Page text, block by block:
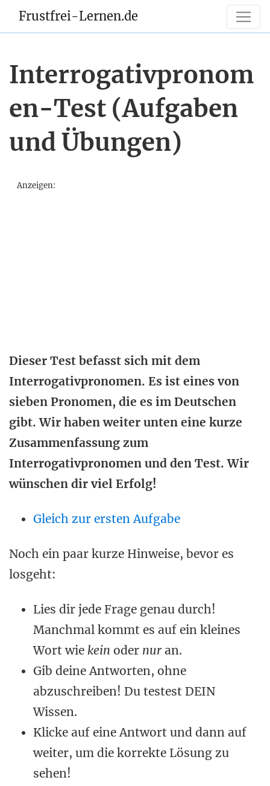
Frustfrei-Lernen.de
Interrogativpronom
en-Test (Aufgaben
und Übungen)
Anzeigen:
Dieser Test befasst sich mit dem
Interrogativpronomen. Es ist eines von
sieben Pronomen, die es im Deutschen
gibt. Wir haben weiter unten eine kurze
Zusammenfassung zum
Interrogativpronomen und den Test. Wir
wünschen dir viel Erfolg!
Gleich zur ersten Aufgabe
Noch ein paar kurze Hinweise, bevor es
losgeht:
Lies dir jede Frage genau durch!
Manchmal kommt es auf ein kleines
Wort wie kein oder nur an.
Gib deine Antworten, ohne
abzuschreiben! Du testest DEIN
Wissen.
Klicke auf eine Antwort und dann auf
weiter, um die korrekte Lösung zu
sehen!